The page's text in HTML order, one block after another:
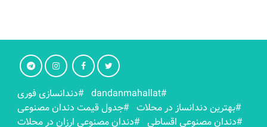
#dandanmahallat
#دندانسازی فوری
#بهترين دندانساز در محلات #جدول قیمت دندان مصنوعی
#دندان مصنوعی اقساطی #دندان مصنوعی ارزان در محلات